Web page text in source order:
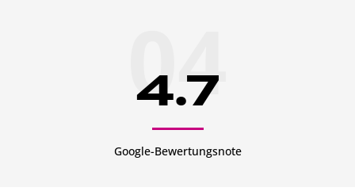
4.7
Google-Bewertungsnote
04